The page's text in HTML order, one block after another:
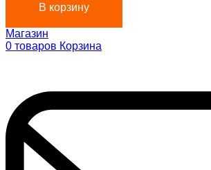
В корзину
Магазин
0 товаров Корзина